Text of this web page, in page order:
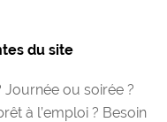
du site
ou soirée ?
à l’emploi ? Besoin